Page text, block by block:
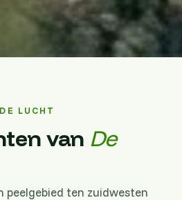
LUCHT
van De
peelgebied ten zuidwesten